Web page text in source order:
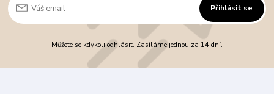
Přihlásit se
Můžete se kdykoli odhlásit. Zasíláme jednou za 14 dní.